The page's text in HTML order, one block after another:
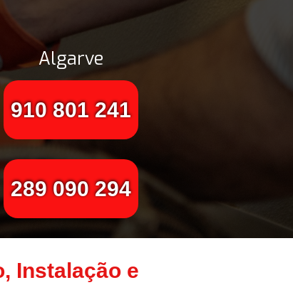
Algarve
910 801 241
289 090 294
Instalação e